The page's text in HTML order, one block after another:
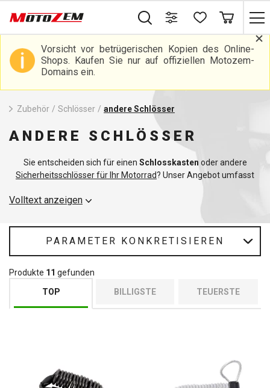
Vorsicht vor betrügerischen Kopien des Online-
Shops. Kaufen Sie nur auf offiziellen Motozem-
Domains ein.
Zubehör / Schlösser / andere Schlösser
ANDERE SCHLÖSSER
Sie entscheiden sich für einen Schlosskasten oder andere
Sicherheitsschlösser für Ihr Motorrad? Unser Angebot umfasst
unerwünschten Besuchern zu schützen. Zusätzlich zu den
an, die für jeden Biker eine tolle Ergänzung sind und Sie daran
erinnern, dass Ihr Motorrad immer sicher ist.
Beschädigungen schützen und gleichzeitig einen einfachen
Schutz Ihres Schlosses gewährleisten.
Volltext anzeigen
PARAMETER KONKRETISIEREN
Produkte 11 gefunden
TOP
BILLIGSTE TEUERSTE